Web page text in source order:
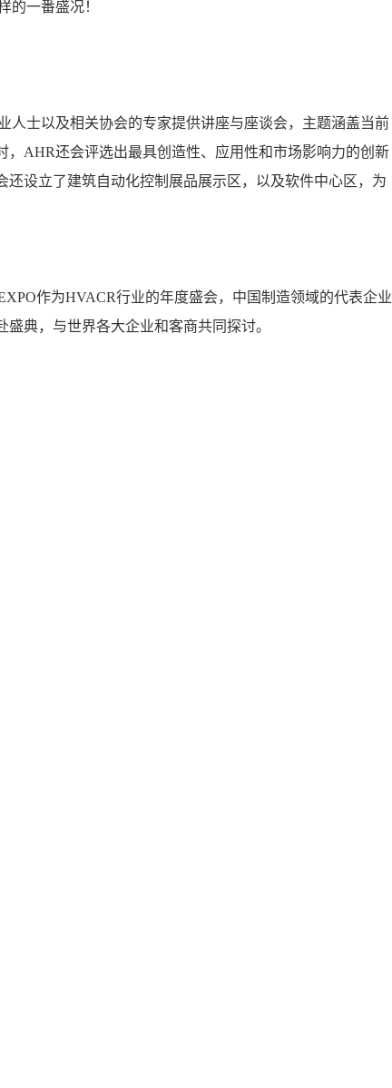
的一番盛况！
人士以及相关协会的专家提供讲座与座谈会，主题涵盖当前
AHR还会评选出最具创造性、应用性和市场影响力的创新
设立了建筑自动化控制展品展示区，以及软件中心区，为
作为HVACR行业的年度盛会，中国制造领域的代表企业
典，与世界各大企业和客商共同探讨。